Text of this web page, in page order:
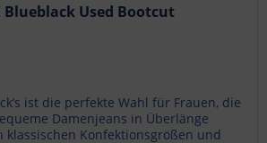
Blueblack Used Bootcut
ist die perfekte Wahl für Frauen, die
Damenjeans in Überlänge
klassischen Konfektionsgrößen und